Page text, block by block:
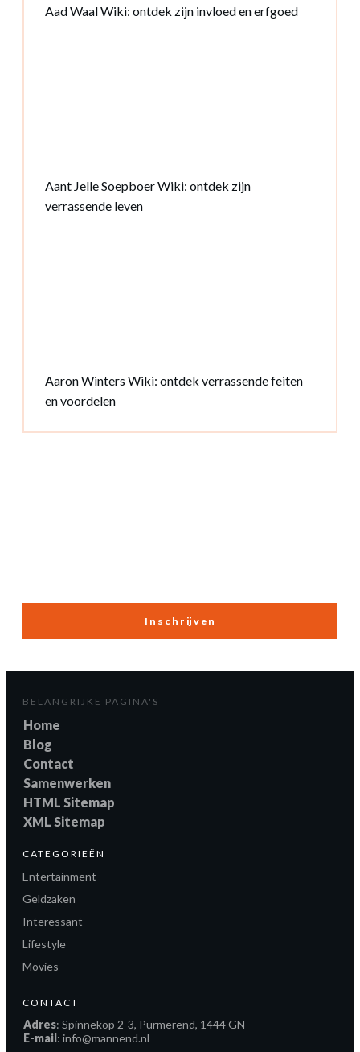
Aad Waal Wiki: ontdek zijn invloed en erfgoed
Aant Jelle Soepboer Wiki: ontdek zijn
verrassende leven
Aaron Winters Wiki: ontdek verrassende feiten
en voordelen
Inschrijven
BELANGRIJKE PAGINA'S
Home
Blog
Contact
Samenwerken
HTML Sitemap
XML Sitemap
CATEGORIEËN
Entertainment
Geldzaken
Interessant
Lifestyle
Movies
CONTACT
Adres: Spinnekop 2-3, Purmerend, 1444 GN
E-mail: info@mannend.nl